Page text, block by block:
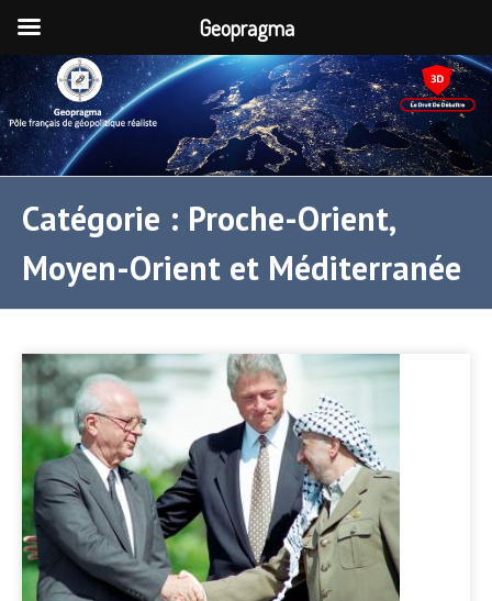
Catégorie : Proche-Orient,
Moyen-Orient et Méditerranée
Geopragma